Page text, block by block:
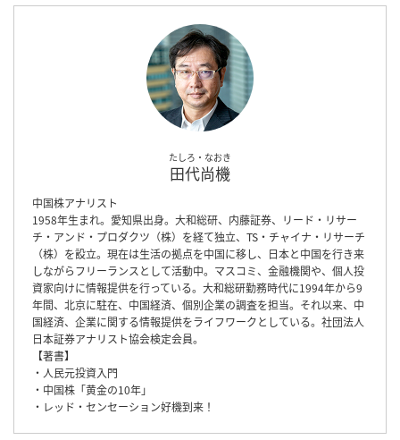
たしろ・なおき
田代尚機
中国株アナリスト
1958年生まれ。愛知県出身。大和総研、内藤証券、リード・リサー
チ・アンド・プロダクツ（株）を経て独立、TS・チャイナ・リサーチ
（株）を設立。現在は生活の拠点を中国に移し、日本と中国を行き来
しながらフリーランスとして活動中。マスコミ、金融機関や、個人投
資家向けに情報提供を行っている。大和総研勤務時代に1994年から9
年間、北京に駐在、中国経済、個別企業の調査を担当。それ以来、中
国経済、企業に関する情報提供をライフワークとしている。社団法人
日本証券アナリスト協会検定会員。
【著書】
・人民元投資入門
・中国株「黄金の10年」
・レッド・センセーション好機到来！